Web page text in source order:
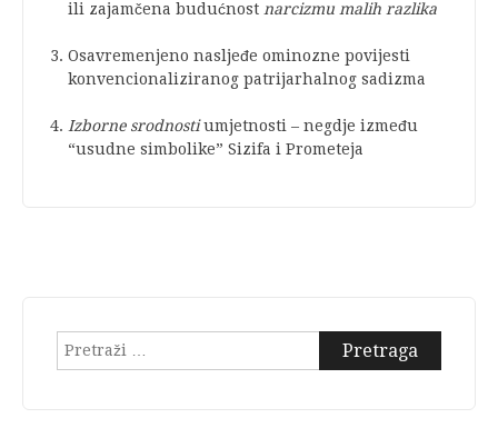
ili zajamčena budućnost narcizmu malih razlika
Osavremenjeno nasljeđe ominozne povijesti
konvencionaliziranog patrijarhalnog sadizma
Izborne srodnostiumjetnosti – negdje između
“usudne simbolike” Sizifa i Prometeja
Pretraga: